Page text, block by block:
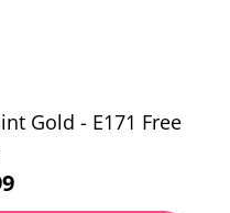
Gold - E171 Free